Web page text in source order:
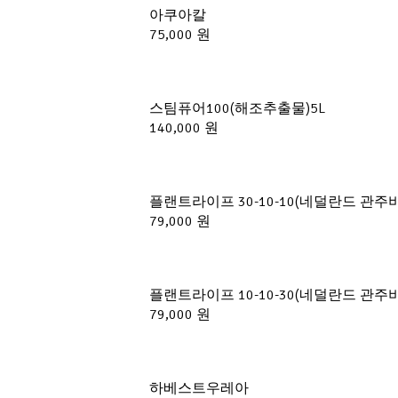
아쿠아칼
75,000 원
스팀퓨어100(해조추출물)5L
140,000 원
플랜트라이프 30-10-10(네덜란드 관주
79,000 원
플랜트라이프 10-10-30(네덜란드 관주
79,000 원
하베스트우레아